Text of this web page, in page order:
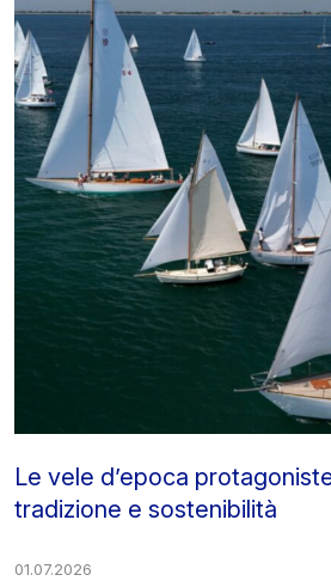
Le vele d’epoca
tradizione e sostenibilità
01.07.2026